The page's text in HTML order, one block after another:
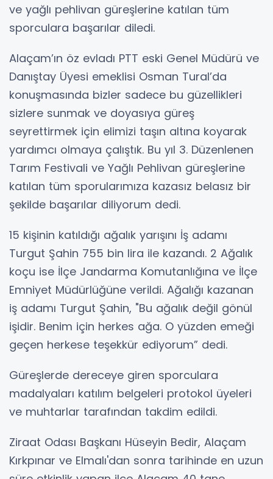
ve yağlı pehlivan güreşlerine katılan tüm
sporculara başarılar diledi.
Alaçam’ın öz evladı PTT eski Genel Müdürü ve
Danıştay Üyesi emeklisi Osman Tural’da
konuşmasında bizler sadece bu güzellikleri
sizlere sunmak ve doyasıya güreş
seyrettirmek için elimizi taşın altına koyarak
yardımcı olmaya çalıştık. Bu yıl 3. Düzenlenen
Tarım Festivali ve Yağlı Pehlivan güreşlerine
katılan tüm sporularımıza kazasız belasız bir
şekilde başarılar diliyorum dedi.
15 kişinin katıldığı ağalık yarışını İş adamı
Turgut Şahin 755 bin lira ile kazandı. 2 Ağalık
koçu ise İlçe Jandarma Komutanlığına ve İlçe
Emniyet Müdürlüğüne verildi. Ağalığı kazanan
iş adamı Turgut Şahin, "Bu ağalık değil gönül
işidir. Benim için herkes ağa. O yüzden emeği
geçen herkese teşekkür ediyorum” dedi.
Güreşlerde dereceye giren sporculara
madalyaları katılım belgeleri protokol üyeleri
ve muhtarlar tarafından takdim edildi.
Ziraat Odası Başkanı Hüseyin Bedir, Alaçam
Kırkpınar ve Elmalı'dan sonra tarihinde en uzun